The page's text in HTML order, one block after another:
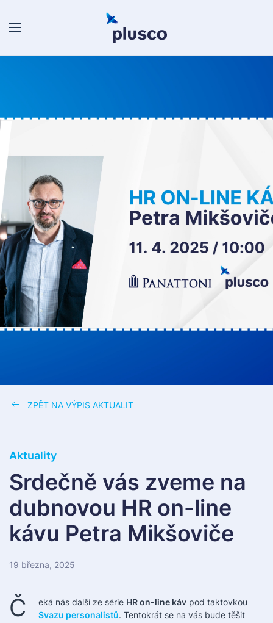
Skip to main content
ZPĚT NA VÝPIS AKTUALIT
Aktuality
Srdečně vás zveme na
dubnovou HR on-line
kávu Petra Mikšoviče
19 března, 2025
Č eká nás další ze série HR on-line káv pod taktovkou
Svazu personalistů. Tentokrát se na vás bude těšit